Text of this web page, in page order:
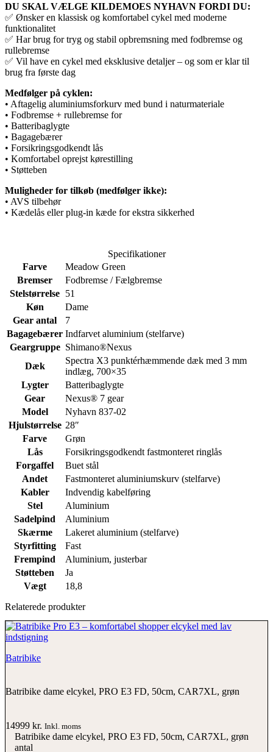
DU SKAL VÆLGE KILDEMOES NYHAVN FORDI DU:
✅ Ønsker en klassisk og komfortabel cykel med moderne
funktionalitet
✅ Har brug for tryg og stabil opbremsning med fodbremse og
rullebremse
✅ Vil have en cykel med eksklusive detaljer – og som er klar til
brug fra første dag
Medfølger på cyklen:
• Aftagelig aluminiumsforkurv med bund i naturmateriale
• Fodbremse + rullebremse for
• Batteribaglygte
• Bagagebærer
• Forsikringsgodkendt lås
• Komfortabel oprejst kørestilling
• Støtteben
Muligheder for tilkøb (medfølger ikke):
• AVS tilbehør
• Kædelås eller plug-in kæde for ekstra sikkerhed
Specifikationer
Farve
Meadow Green
Bremser
Fodbremse / Fælgbremse
Stelstørrelse 51
Køn
Dame
Gear antal
7
Bagagebærer Indfarvet aluminium (stelfarve)
Geargruppe Shimano®Nexus
Dæk
Spectra X3 punktérhæmmende dæk med 3 mm
indlæg, 700×35
Lygter
Batteribaglygte
Gear
Nexus® 7 gear
Model
Nyhavn 837-02
Hjulstørrelse 28″
Farve
Grøn
Lås
Forsikringsgodkendt fastmonteret ringlås
Forgaffel
Buet stål
Andet
Fastmonteret aluminiumskurv (stelfarve)
Kabler
Indvendig kabelføring
Stel
Aluminium
Sadelpind
Aluminium
Skærme
Lakeret aluminium (stelfarve)
Styrfitting
Fast
Frempind
Aluminium, justerbar
Støtteben
Ja
Vægt
18,8
Relaterede produkter
Batribike
Batribike dame elcykel, PRO E3 FD, 50cm, CAR7XL, grøn
14999 kr. Inkl. moms
Batribike dame elcykel, PRO E3 FD, 50cm, CAR7XL, grøn
antal